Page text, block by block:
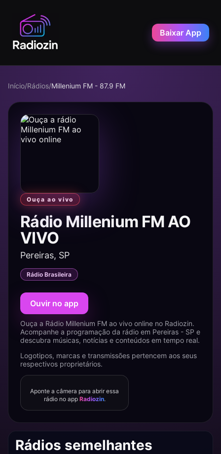
Baixar App
Início/Rádios/Millenium FM - 87.9 FM
Ouça ao vivo
Rádio Millenium FM AO
VIVO
Pereiras, SP
Rádio Brasileira
Ouvir no app
Ouça a Rádio Millenium FM ao vivo online no Radiozin.
Acompanhe a programação da rádio em Pereiras - SP e
descubra músicas, notícias e conteúdos em tempo real.
Logotipos, marcas e transmissões pertencem aos seus
respectivos proprietários.
Aponte a câmera para abrir essa
rádio no app Radiozin.
Rádios semelhantes